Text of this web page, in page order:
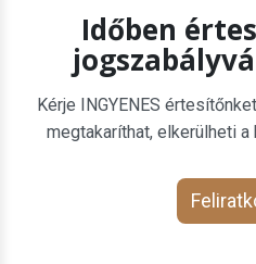
Időben
Kérje INGYENES
megtakaríthat, elkerülheti